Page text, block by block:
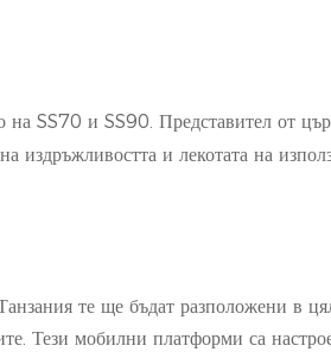
на SS70 и SS90. Представител от
и лекотата на
те ще бъдат разположени в
Тези мобилни платформи са